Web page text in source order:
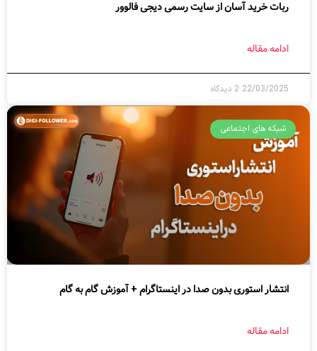
ربات خرید آسان از سایت رسمی دیجی فالوور
ادامه مقاله
22/03/2025 2 دیدگاه
شبکه های اجتماعی
انتشار استوری بدون صدا در اینستاگرام + آموزش گام به گام
ادامه مقاله